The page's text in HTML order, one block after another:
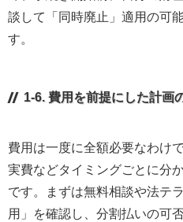
談して「同時廃止」適用の可
す。
1-6. 費用を前提にした計画
費用は一度に全額必要なわけ
実費などタイミングごとに分
です。まずは無料相談や法テ
用」を確認し、分割払いの可